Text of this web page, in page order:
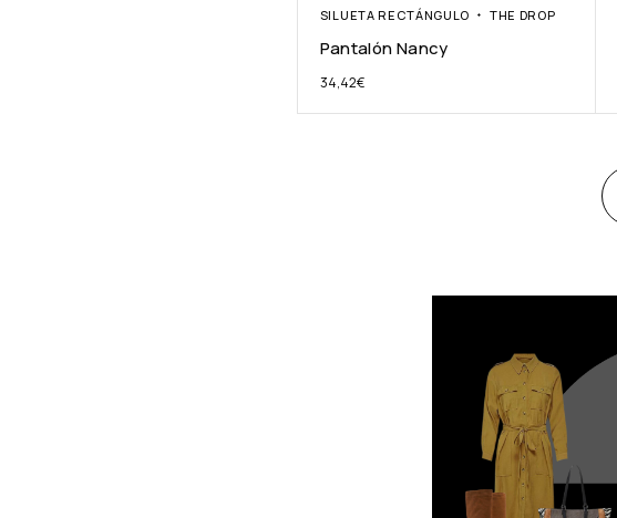
SILUETA RECTÁNGULO THE DROP
Pantalón Nancy
34,42€